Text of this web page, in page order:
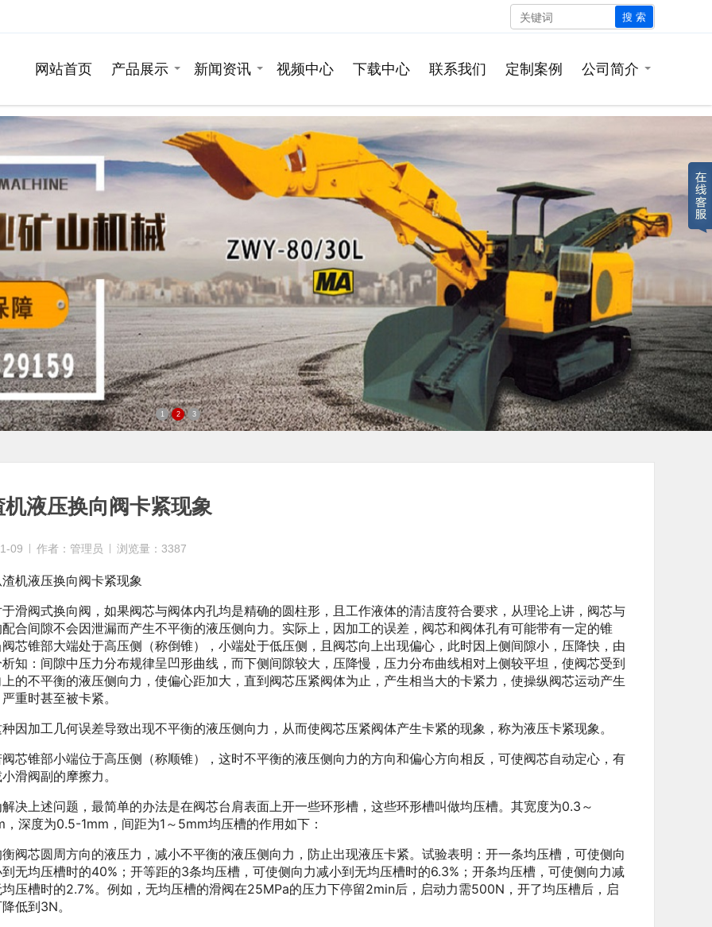
搜 索
网站首页 产品展示 新闻资讯 视频中心 下载中心 联系我们 定制案例 公司简介
1 2 3
机液压换向阀卡紧现象
09 作者：管理员 浏览量：3387
液压换向阀卡紧现象
阀式换向阀，如果阀芯与阀体内孔均是精确的圆柱形，且工作液体的清洁度符合要求，从理论上讲，阀芯与
合间隙不会因泄漏而产生不平衡的液压侧向力。实际上，因加工的误差，阀芯和阀体孔有可能带有一定的锥
芯锥部大端处于高压侧（称倒锥），小端处于低压侧，且阀芯向上出现偏心，此时因上侧间隙小，压降快，由
知：间隙中压力分布规律呈凹形曲线，而下侧间隙较大，压降慢，压力分布曲线相对上侧较平坦，使阀芯受到
的不平衡的液压侧向力，使偏心距加大，直到阀芯压紧阀体为止，产生相当大的卡紧力，使操纵阀芯运动产生
重时甚至被卡紧。
加工几何误差导致出现不平衡的液压侧向力，从而使阀芯压紧阀体产生卡紧的现象，称为液压卡紧现象。
锥部小端位于高压侧（称顺锥），这时不平衡的液压侧向力的方向和偏心方向相反，可使阀芯自动定心，有
滑阀副的摩擦力。
上述问题，最简单的办法是在阀芯台肩表面上开一些环形槽，这些环形槽叫做均压槽。其宽度为0.3～
深度为0.5-1mm，间距为1～5mm均压槽的作用如下：
芯圆周方向的液压力，减小不平衡的液压侧向力，防止出现液压卡紧。试验表明：开一条均压槽，可使侧向
无均压槽时的40%；开等距的3条均压槽，可使侧向力减小到无均压槽时的6.3%；开条均压槽，可使侧向力减
压槽时的2.7%。例如，无均压槽的滑阀在25MPa的压力下停留2min后，启动力需500N，开了均压槽后，启
低到3N。